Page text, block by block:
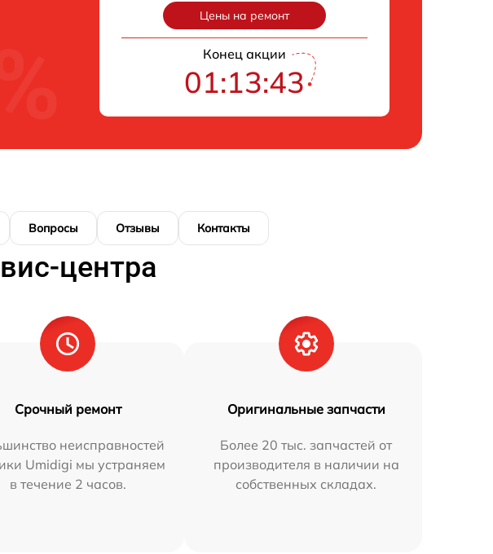
Цены на ремонт
Конец акции
01:13:42
Вопросы Отзывы Контакты
центра
Срочный ремонт
неисправностей
Umidigi мы устраняем
в течение 2 часов.
Оригинальные запчасти
Более 20 тыс. запчастей от
производителя в наличии на
собственных складах.